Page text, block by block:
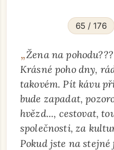
65 / 176
„Žena na pohodu???
Krásné poho dny,
takovém. Pít kávu
bude zapadat,
hvězd..., cestovat,
společnosti, za
Pokud jste na